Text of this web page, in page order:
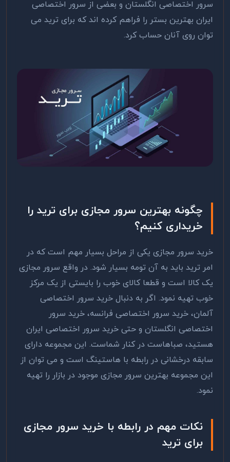
سرور اختصاصی انگلستان و بعضی از سرور اختصاصی
ایران بهترین بستر را فراهم کرده اند که برای ترید می
توان روی آنان حساب کرد.
چگونه بهترین سرور مجازی برای ترید را
خریداری کنیم؟
خرید سرور مجازی یکی از مراحل بسیار مهم است که در
امر ترید باید به آن تومه بسیار شود. در واقع سرور مجازی
یک کالا است و قطعا کالای خوب را بایستی از یک مرکز
خوب تهیه نمود.‌ اگر به دنبال خرید سرور اختصاصی
آلمان، خرید سرور اختصاصی فرانسه، خرید سرور
اختصاصی انگلستان و حتی خرید سرور اختصاصی ایران
هستید، صباهاست در کنار شماست. این مجموعه دارای
سابقه درخشانی در رابطه با هاستینگ است و می توان از
این مجموعه بهترین سرور مجازی موجود در بازار را تهیه
نمود.
نکات مهم در رابطه با خرید سرور مجازی
برای ترید